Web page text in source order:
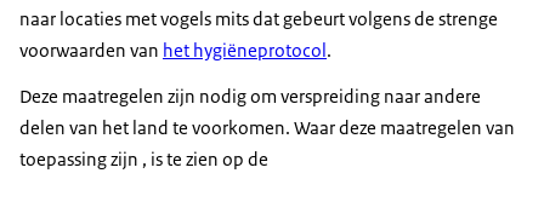
naar locaties met vogels mits dat gebeurt volgens de strenge
voorwaarden van het hygiëneprotocol.
Deze maatregelen zijn nodig om verspreiding naar andere
delen van het land te voorkomen. Waar deze maatregelen van
toepassing zijn , is te zien op de